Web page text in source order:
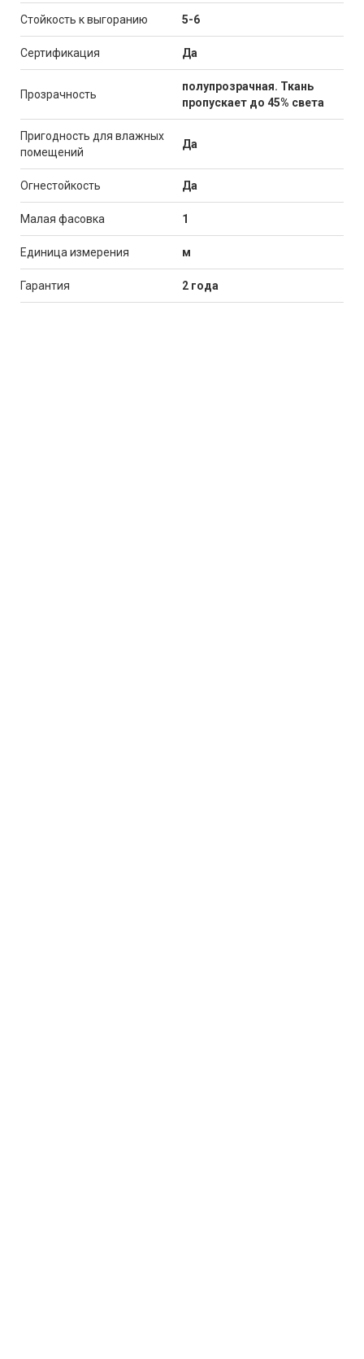
Стойкость к выгоранию 5-6
Сертификация Да
Прозрачность
полупрозрачная. Ткань
пропускает до 45% света
Пригодность для влажных
помещений
Да
Огнестойкость Да
Малая фасовка 1
Единица измерения м
Гарантия 2 года